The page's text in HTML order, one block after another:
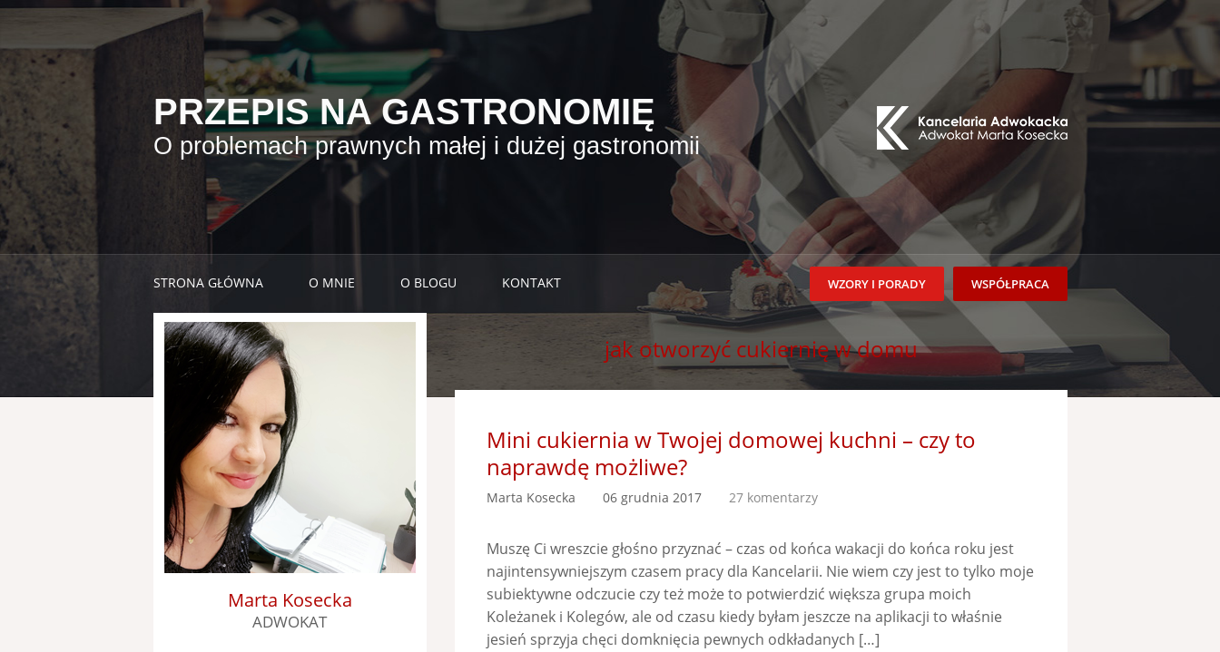
PRZEPIS NA GASTRONOMIĘ
O problemach prawnych małej i dużej gastronomii
STRONA GŁÓWNA O MNIE O BLOGU KONTAKT WSPÓŁPRACA
WZORY I PORADY
jak otworzyć cukiernię w domu
Mini cukiernia w Twojej domowej kuchni – czy to
naprawdę możliwe?
Marta Kosecka 06 grudnia 2017 27 komentarzy
Muszę Ci wreszcie głośno przyznać – czas od końca wakacji do końca roku jest
najintensywniejszym czasem pracy dla Kancelarii. Nie wiem czy jest to tylko moje
subiektywne odczucie czy też może to potwierdzić większa grupa moich
Koleżanek i Kolegów, ale od czasu kiedy byłam jeszcze na aplikacji to właśnie
jesień sprzyja chęci domknięcia pewnych odkładanych […]
Marta Kosecka
ADWOKAT